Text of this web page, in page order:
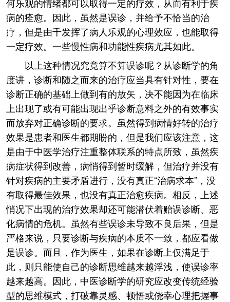
病的痊愈。因此，虽然是误诊，并给予不恰当的治
疗，但是由千发挥了病人乐观的心理效应，也能取得
一定疗效。一些慢性病和功能性疾病尤其如此。
以上这种情况究竟算不算误诊呢？从诊断学的角
度讲，诊断和随之而来的治疗应当具有针对性，要在
诊断正确的基础上做到有的放矢，决不能因为在临床
上出现了或有可能出现出乎诊断意料之外的有效事实
而放弃对正确诊断的要求。虽然得到病情好转的治疗
效果是患者和医生都期盼的，但是我们应该注意，这
是由于中医学治疗注重整体联系的特点所致，虽然疾
病症状得到改善，病悄得到暂时缓解，但治疗并没有
针对疾病的主要矛盾进行，没有真正“治病求本”，没
有取得最佳效果，也没有真正治愈疾病。相反，上述
悄况下出现的治疗效果却还可能潜伏着贻误诊断、恶
化病情的危机。虽然有些误诊未导致不良后果，但是
严格来说，只要诊断与疾病的本质不一致，都应看做
是误诊。而且，作为医生，如果在诊断上仅满足于
此，则只能使自己的诊断思维越来越浮浅，使误诊率
越来越高。因此，中医诊断学的研究应改变传统经验
型的思维模式，打破靠灵感、顿悟或侥幸心理把握事